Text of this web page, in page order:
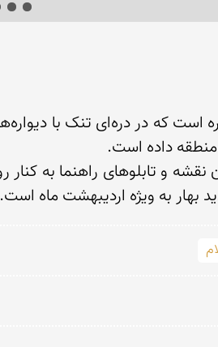
بهار به ویژه اردیبهشت ماه است.